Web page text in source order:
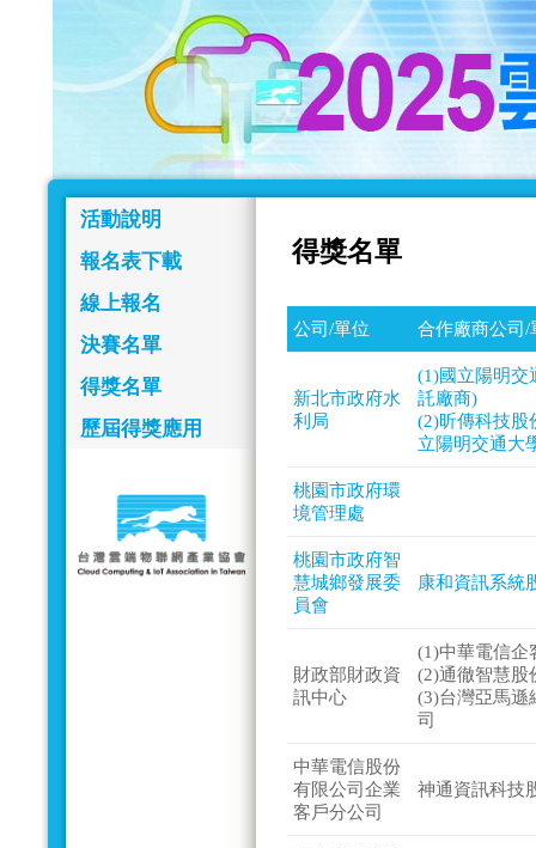
活動說明
報名表下載
線上報名
決賽名單
得獎名單
歷屆得獎應用
得獎名單
公司/單位 合作廠商公司/
新北市政府水
利局
(1)國立陽明交
託廠商)
(2)昕傳科技股
立陽明交通大
桃園市政府環
境管理處
桃園市政府智
慧城鄉發展委
員會
康和資訊系統
財政部財政資
訊中心
(1)中華電信企
(2)通徹智慧股
(3)台灣亞馬遜
司
中華電信股份
有限公司企業
客戶分公司
神通資訊科技